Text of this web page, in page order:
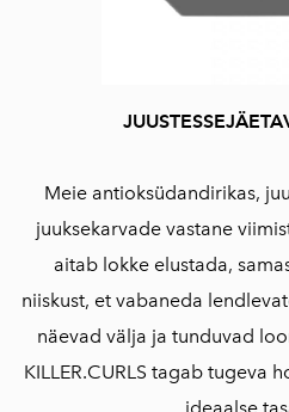
Meie antioksüdandirikas,
juuksekarvade vastane
aitab lokke elustada,
niiskust, et vabaneda
näevad välja ja tunduvad
KILLER.CURLS tagab tugeva